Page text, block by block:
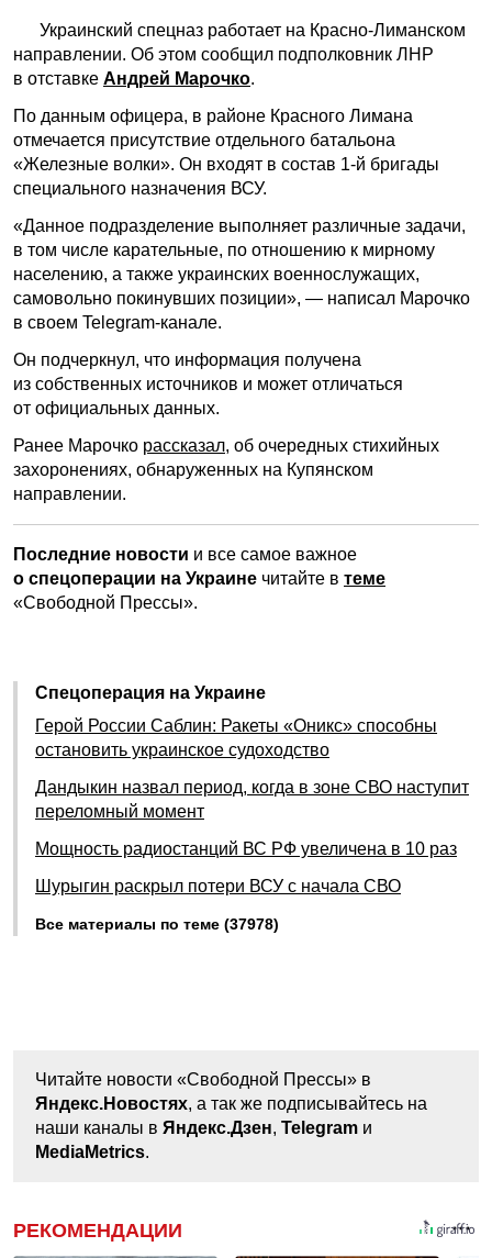
Украинский спецназ работает на Красно-Лиманском
направлении. Об этом сообщил подполковник ЛНР
в отставке Андрей Марочко.
По данным офицера, в районе Красного Лимана
отмечается присутствие отдельного батальона
«Железные волки». Он входят в состав 1-й бригады
специального назначения ВСУ.
«Данное подразделение выполняет различные задачи,
в том числе карательные, по отношению к мирному
населению, а также украинских военнослужащих,
самовольно покинувших позиции», — написал Марочко
в своем Telegram-канале.
Он подчеркнул, что информация получена
из собственных источников и может отличаться
от официальных данных.
Ранее Марочко рассказал, об очередных стихийных
захоронениях, обнаруженных на Купянском
направлении.
Последние новости и все самое важное
о спецоперации на Украине читайте в теме
«Свободной Прессы».
Спецоперация на Украине
Герой России Саблин: Ракеты «Оникс» способны
остановить украинское судоходство
Дандыкин назвал период, когда в зоне СВО наступит
переломный момент
Мощность радиостанций ВС РФ увеличена в 10 раз
Шурыгин раскрыл потери ВСУ с начала СВО
Все материалы по теме (37978)
Читайте новости «Свободной Прессы» в
Яндекс.Новостях, а так же подписывайтесь на
наши каналы в Яндекс.Дзен, Telegram и
MediaMetrics.
РЕКОМЕНДАЦИИ